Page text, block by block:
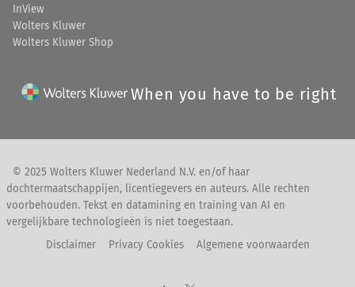
InView
Wolters Kluwer
Wolters Kluwer Shop
When you have to be right
© 2025 Wolters Kluwer Nederland N.V. en/of haar
dochtermaatschappijen, licentiegevers en auteurs. Alle rechten
voorbehouden. Tekst en datamining en training van AI en
vergelijkbare technologieën is niet toegestaan.
Disclaimer
Privacy Cookies Algemene voorwaarden